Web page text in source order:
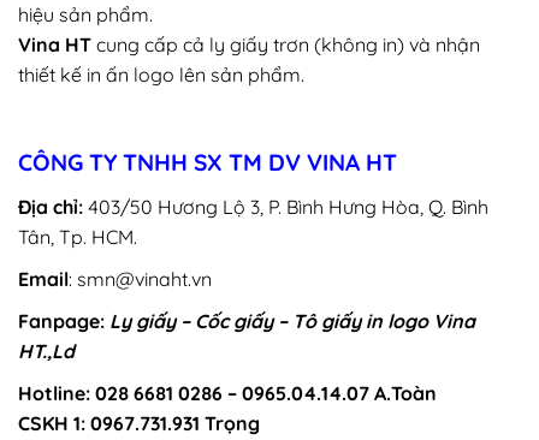
hiệu sản phẩm.
Vina HT cung cấp cả ly giấy trơn (không in) và nhận
thiết kế in ấn logo lên sản phẩm.
CÔNG TY TNHH SX TM DV VINA HT
Địa chỉ: 403/50 Hương Lộ 3, P. Bình Hưng Hòa, Q. Bình
Tân, Tp. HCM.
Email: smn@vinaht.vn
Fanpage: Ly giấy – Cốc giấy – Tô giấy in logo Vina
HT.,Ld
Hotline: 028 6681 0286 – 0965.04.14.07 A.Toàn
CSKH 1: 0967.731.931 Trọng